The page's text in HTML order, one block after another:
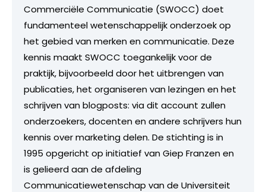
Commerciële Communicatie (SWOCC) doet
fundamenteel wetenschappelijk onderzoek op
het gebied van merken en communicatie. Deze
kennis maakt SWOCC toegankelijk voor de
praktijk, bijvoorbeeld door het uitbrengen van
publicaties, het organiseren van lezingen en het
schrijven van blogposts: via dit account zullen
onderzoekers, docenten en andere schrijvers hun
kennis over marketing delen. De stichting is in
1995 opgericht op initiatief van Giep Franzen en
is gelieerd aan de afdeling
Communicatiewetenschap van de Universiteit